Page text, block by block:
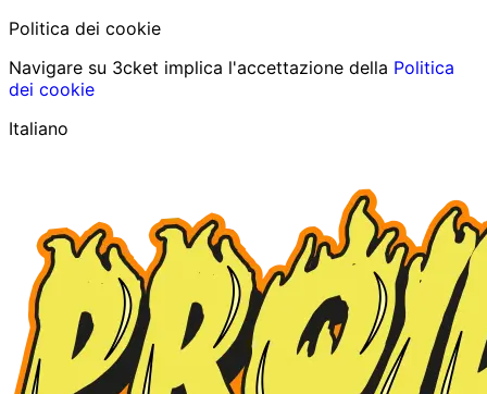
Politica dei cookie
Navigare su 3cket implica l'accettazione della Politica
dei cookie
Italiano